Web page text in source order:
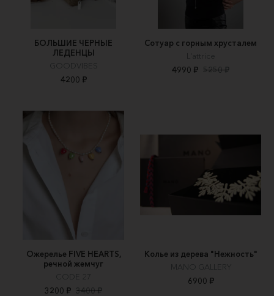
БОЛЬШИЕ ЧЕРНЫЕ
ЛЕДЕНЦЫ
GOODVIBES
4200 ₽
Сотуар с горным хрусталем
L'attrice
4990 ₽ 5250 ₽
Ожерелье FIVE HEARTS,
речной жемчуг
CODE 27
3200 ₽ 3400 ₽
Колье из дерева "Нежность"
MANO GALLERY
6900 ₽